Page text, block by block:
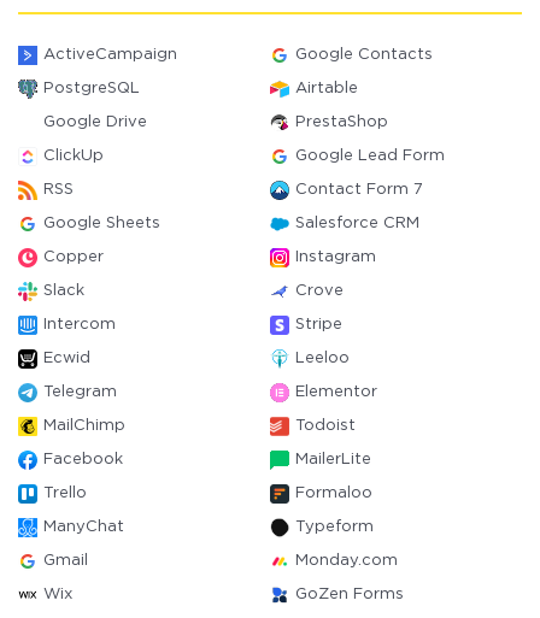
ActiveCampaign Google Contacts
PostgreSQL Airtable
Google Drive PrestaShop
ClickUp Google Lead Form
RSS Contact Form 7
Google Sheets Salesforce CRM
Copper Instagram
Slack Crove
Intercom Stripe
Ecwid Leeloo
Telegram Elementor
MailChimp Todoist
Facebook MailerLite
Trello Formaloo
ManyChat Typeform
Gmail Monday.com
Wix GoZen Forms